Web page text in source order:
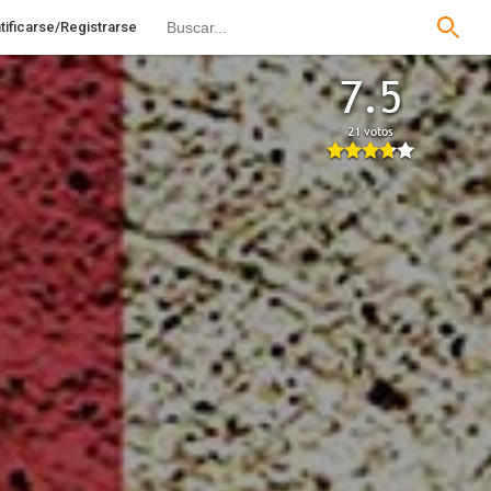
Registrarse
7.5
21 votos